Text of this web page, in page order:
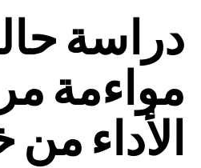
مواءمة
الأداء من